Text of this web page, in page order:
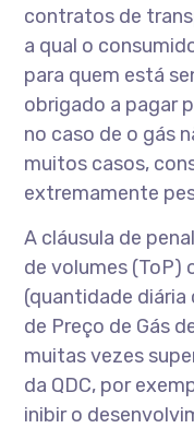
contratos de
a qual o
para quem está
obrigado a pagar
no caso de o gás
muitos casos,
extremamente
A cláusula de
de volumes (ToP)
(quantidade
de Preço de Gás
muitas vezes
da QDC, por
inibir o